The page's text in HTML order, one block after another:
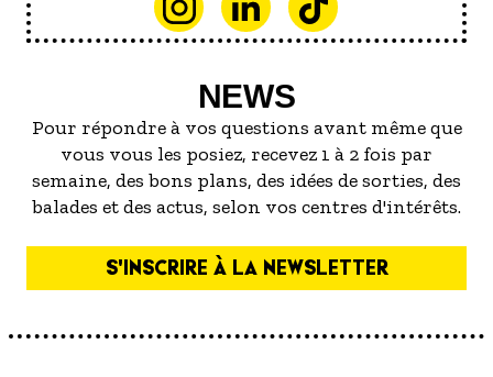
NEWS
Pour répondre à vos questions avant même que
vous vous les posiez, recevez 1 à 2 fois par
semaine, des bons plans, des idées de sorties, des
balades et des actus, selon vos centres d'intérêts.
S'INSCRIRE À LA NEWSLETTER